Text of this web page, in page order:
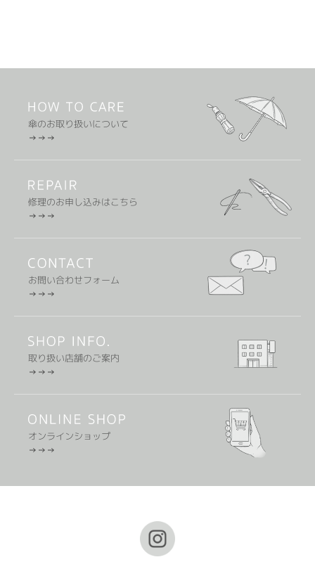
傘のお取り扱いについて
修理のお申し込みはこちら
お問い合わせフォーム
取り扱い店舗のご案内
オンラインショップ